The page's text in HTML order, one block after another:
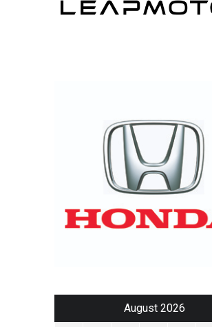
August 2026